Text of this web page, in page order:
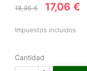
18,95 € 17,06 €
Impuestos incluidos
Cantidad